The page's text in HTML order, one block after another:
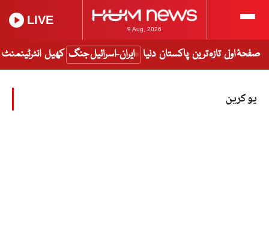
9 Aug, 2026
LIVE
صفحۂ اول تازہ ترین پاکستان دنیا ایران-اسرائیل جنگ کھیل انٹرٹینمنٹ
یوکرین